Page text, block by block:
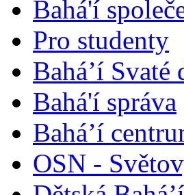
Bahá'í
Pro studenty
Bahá’í
Bahá'í správa
Bahá’í
OSN -